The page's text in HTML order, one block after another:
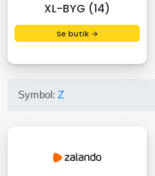
XL-BYG (14)
Se butik →
Symbol:Z